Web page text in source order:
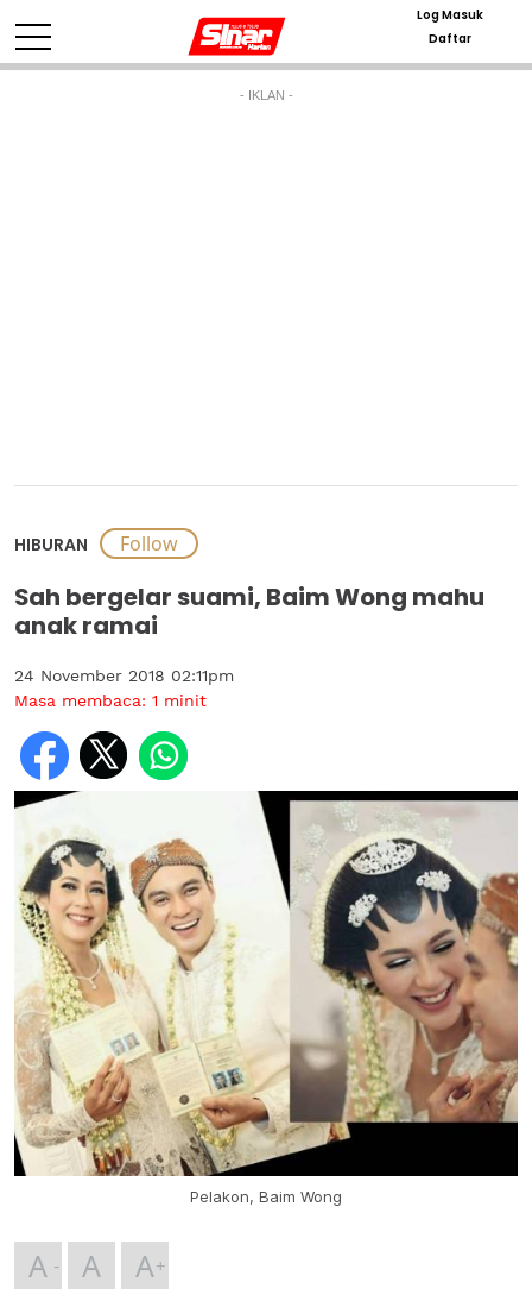
Log Masuk
Daftar
- IKLAN -
HIBURAN
Sah bergelar suami, Baim Wong mahu
anak ramai
24 November 2018 02:11pm
Masa membaca: 1 minit
Pelakon, Baim Wong
A A A